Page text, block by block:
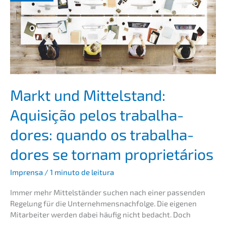
como
fazer
da
venda
da
sua
sa
um
suces­
so
Markt und Mittel­stand:
Aquisi­ção pelos trabal­ha­
dores: quando os trabal­ha­
dores se tornam proprietários
Impren­sa / 1 minuto de leitura
Immer mehr Mittel­stän­der suchen nach einer passen­den
Regelung für die Unternehmens­nachfolge. Die eigenen
Mitar­bei­ter werden dabei häufig nicht bedacht. Doch